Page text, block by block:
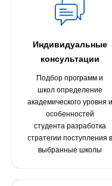
Индивидуальные
консультации
Подбор программ и
школ определение
академического уровня и
особенностей
студента разработка
стратегии поступления в
выбранные школы